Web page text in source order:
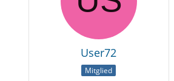
User72
Mitglied